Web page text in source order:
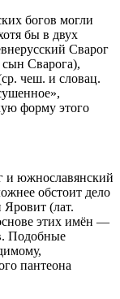
богов могли
бы в двух
Сварог
Сварога),
чеш. и словац.
форму этого
и южнославянский
обстоит дело
Яровит (лат.
этих имён —
Подобные
пантеона